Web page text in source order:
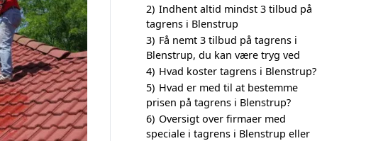
2) Indhent altid mindst 3 tilbud på
tagrens i Blenstrup
3) Få nemt 3 tilbud på tagrens i
Blenstrup, du kan være tryg ved
4) Hvad koster tagrens i Blenstrup?
5) Hvad er med til at bestemme
prisen på tagrens i Blenstrup?
6) Oversigt over firmaer med
speciale i tagrens i Blenstrup eller